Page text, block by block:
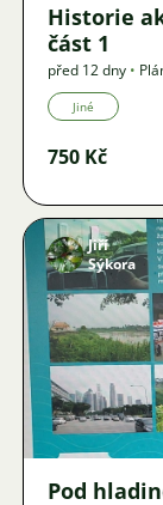
Historie
část 1
před 12 dny •
Jiné
750 Kč
Jiří
Sýkora
Pod